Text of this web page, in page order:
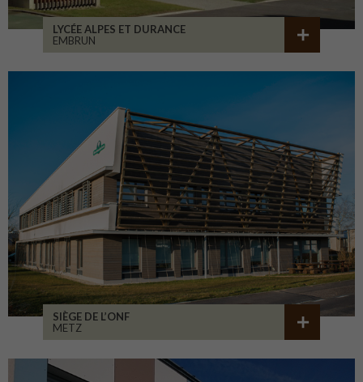
LYCÉE ALPES ET DURANCE
EMBRUN
SIÈGE DE L’ONF
METZ